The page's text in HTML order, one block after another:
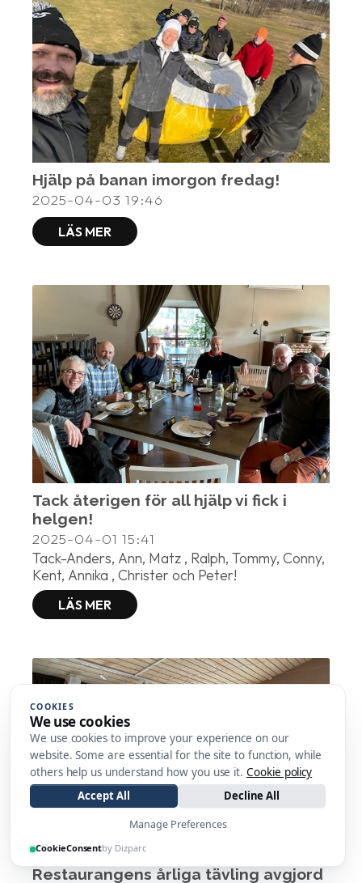
Hjälp på banan imorgon fredag!
2025-04-03 19:46
LÄS MER
Tack återigen för all hjälp vi fick i
helgen!
2025-04-01 15:41
Tack-Anders, Ann, Matz , Ralph, Tommy, Conny,
Kent, Annika , Christer och Peter!
LÄS MER
Restaurangens årliga tävling avgjord
COOKIES
We use cookies
We use cookies to improve your experience on our
website. Some are essential for the site to function, while
others help us understand how you use it. Cookie policy
Accept All
Decline All
Manage Preferences
CookieConsentby Dizparc